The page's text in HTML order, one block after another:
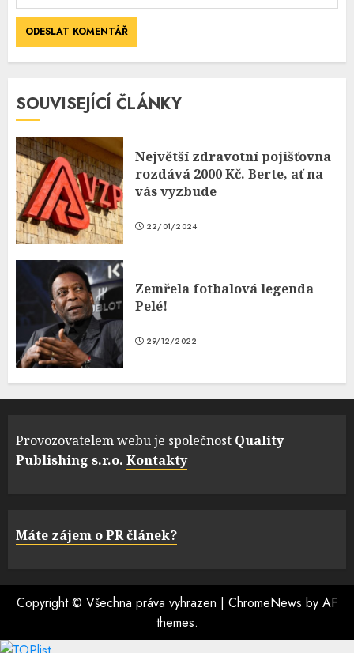
SOUVISEJÍCÍ ČLÁNKY
Největší zdravotní pojišťovna
rozdává 2000 Kč. Berte, ať na
vás vyzbude
22/01/2024
Zemřela fotbalová legenda
Pelé!
29/12/2022
Provozovatelem webu je společnost Quality
Publishing s.r.o. Kontakty
Máte zájem o PR článek?
Copyright © Všechna práva vyhrazen | ChromeNews by AF
themes.